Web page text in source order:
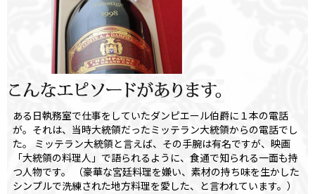
ある日執務室で仕事をしていたダンピエール伯爵に１本の電話
が。それは、当時大統領だったミッテラン大統領からの電話でし
た。 ミッテラン大統領と言えば、その手腕は有名ですが、映画
「大統領の料理人」で語られるように、食通で知られる一面も持
つ人物です。 （豪華な宮廷料理を嫌い、素材の持ち味を生かした
シンプルで洗練された地方料理を愛した、と言われています。）